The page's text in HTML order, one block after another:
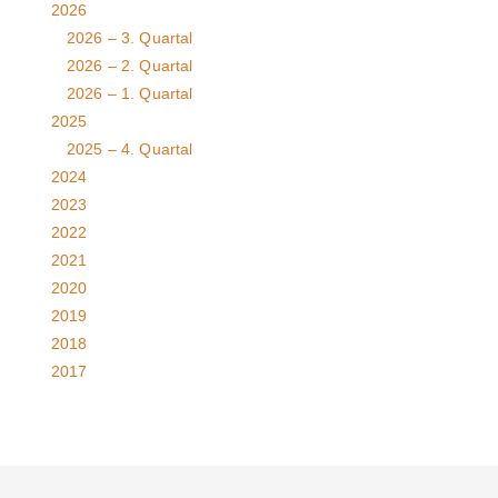
2026
2026 – 3. Quartal
2026 – 2. Quartal
2026 – 1. Quartal
2025
2025 – 4. Quartal
2024
2023
2022
2021
2020
2019
2018
2017